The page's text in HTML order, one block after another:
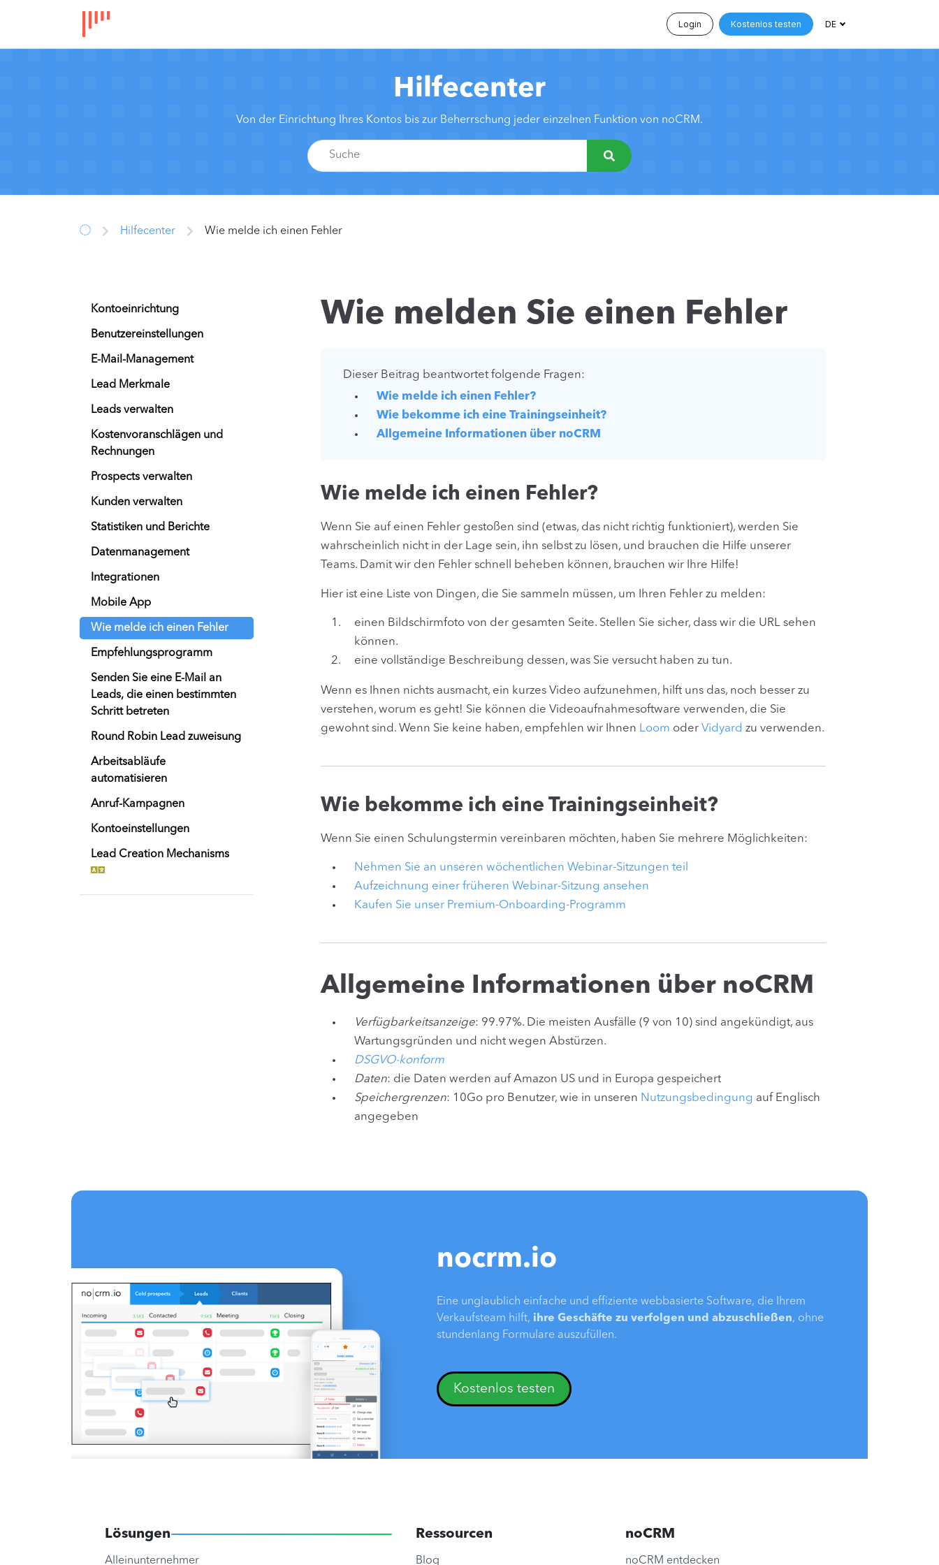
Login Kostenlos testen DE
Hilfecenter
Von der Einrichtung Ihres Kontos bis zur Beherrschung jeder einzelnen Funktion von noCRM.
Hilfecenter Wie melde ich einen Fehler
Kontoeinrichtung
Benutzereinstellungen
E-Mail-Management
Lead Merkmale
Leads verwalten
Kostenvoranschlägen und
Rechnungen
Prospects verwalten
Kunden verwalten
Statistiken und Berichte
Datenmanagement
Integrationen
Mobile App
Wie melde ich einen Fehler
Empfehlungsprogramm
Senden Sie eine E-Mail an
Leads, die einen bestimmten
Schritt betreten
Round Robin Lead zuweisung
Arbeitsabläufe
automatisieren
Anruf-Kampagnen
Kontoeinstellungen
Lead Creation Mechanisms
Wie melden Sie einen Fehler
Dieser Beitrag beantwortet folgende Fragen:
Wie melde ich einen Fehler?
Wie bekomme ich eine Trainingseinheit?
Allgemeine Informationen über noCRM
Wie melde ich einen Fehler?
Wenn Sie auf einen Fehler gestoßen sind (etwas, das nicht richtig funktioniert), werden Sie
wahrscheinlich nicht in der Lage sein, ihn selbst zu lösen, und brauchen die Hilfe unserer
Teams. Damit wir den Fehler schnell beheben können, brauchen wir Ihre Hilfe!
Hier ist eine Liste von Dingen, die Sie sammeln müssen, um Ihren Fehler zu melden:
einen Bildschirmfoto von der gesamten Seite. Stellen Sie sicher, dass wir die URL sehen
können.
eine vollständige Beschreibung dessen, was Sie versucht haben zu tun.
Wenn es Ihnen nichts ausmacht, ein kurzes Video aufzunehmen, hilft uns das, noch besser zu
verstehen, worum es geht! Sie können die Videoaufnahmesoftware verwenden, die Sie
gewohnt sind. Wenn Sie keine haben, empfehlen wir Ihnen Loom oder Vidyard zu verwenden.
Wie bekomme ich eine Trainingseinheit?
Wenn Sie einen Schulungstermin vereinbaren möchten, haben Sie mehrere Möglichkeiten:
Nehmen Sie an unseren wöchentlichen Webinar-Sitzungen teil
Aufzeichnung einer früheren Webinar-Sitzung ansehen
Kaufen Sie unser Premium-Onboarding-Programm
Allgemeine Informationen über noCRM
Verfügbarkeitsanzeige: 99.97%. Die meisten Ausfälle (9 von 10) sind angekündigt, aus
Wartungsgründen und nicht wegen Abstürzen.
DSGVO-konform
Daten: die Daten werden auf Amazon US und in Europa gespeichert
Speichergrenzen: 10Go pro Benutzer, wie in unseren Nutzungsbedingung auf Englisch
angegeben
nocrm.io
Eine unglaublich einfache und effiziente webbasierte Software, die Ihrem
Verkaufsteam hilft, ihre Geschäfte zu verfolgen und abzuschließen, ohne
stundenlang Formulare auszufüllen.
Kostenlos testen
Lösungen
Alleinunternehmer
Ressourcen
Blog
noCRM
noCRM entdecken